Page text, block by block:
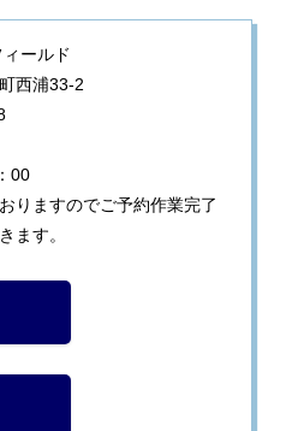
ールド
西浦33-2
00
りますのでご予約作業完了
ます。